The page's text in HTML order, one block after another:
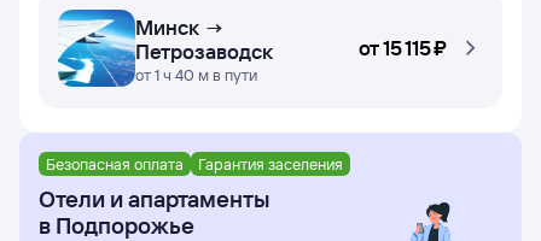
Минск →
Петрозаводск
от 1 ч 40 м в пути
от15 ⁠115 ⁠₽
Безопасная оплата Гарантия заселения
Отели и апартаменты
в Подпорожье